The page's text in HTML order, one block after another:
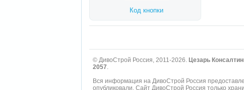
Код кнопки
© ДивоСтрой Россия, 2011-2026. Цезарь
2057.
Вся информация на ДивоСтрой Россия
опубликовали. Сайт ДивоСтрой Россия только